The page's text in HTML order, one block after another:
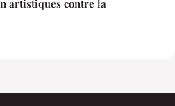
artistiques contre la